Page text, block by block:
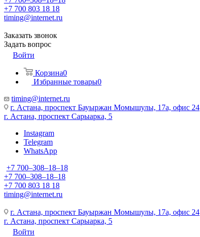
+7 700 803 18 18
timing@internet.ru
Заказать звонок
Задать вопрос
Войти
Корзина0
Избранные товары0
timing@internet.ru
г. Астана, проспект Бауыржан Момышулы, 17а, офис 24
г. Астана, проспект Сарыарка, 5
Instagram
Telegram
WhatsApp
+7 700‒308‒18‒18
+7 700‒308‒18‒18
+7 700 803 18 18
timing@internet.ru
г. Астана, проспект Бауыржан Момышулы, 17а, офис 24
г. Астана, проспект Сарыарка, 5
Войти